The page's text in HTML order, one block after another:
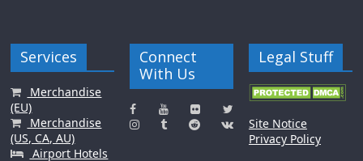
Services
Merchandise
(EU)
Merchandise
(US, CA, AU)
Airport Hotels
Connect
With Us
Legal Stuff
Site Notice
Privacy Policy